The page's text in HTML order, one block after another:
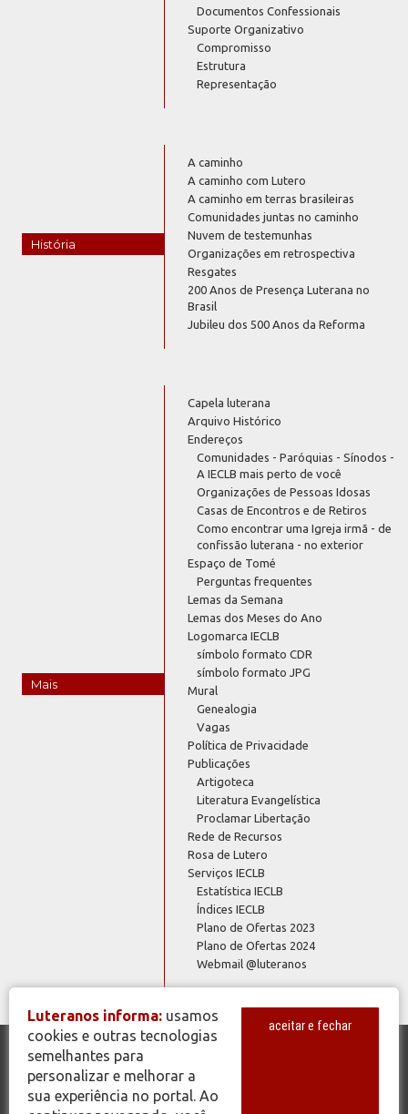
Documentos Confessionais
Suporte Organizativo
Compromisso
Estrutura
Representação
História
A caminho
A caminho com Lutero
A caminho em terras brasileiras
Comunidades juntas no caminho
Nuvem de testemunhas
Organizações em retrospectiva
Resgates
200 Anos de Presença Luterana no
Brasil
Jubileu dos 500 Anos da Reforma
Mais
Capela luterana
Arquivo Histórico
Endereços
Comunidades - Paróquias - Sínodos -
A IECLB mais perto de você
Organizações de Pessoas Idosas
Casas de Encontros e de Retiros
Como encontrar uma Igreja irmã - de
confissão luterana - no exterior
Espaço de Tomé
Perguntas frequentes
Lemas da Semana
Lemas dos Meses do Ano
Logomarca IECLB
símbolo formato CDR
símbolo formato JPG
Mural
Genealogia
Vagas
Política de Privacidade
Publicações
Artigoteca
Literatura Evangelística
Proclamar Libertação
Rede de Recursos
Rosa de Lutero
Serviços IECLB
Estatística IECLB
Índices IECLB
Plano de Ofertas 2023
Plano de Ofertas 2024
Webmail @luteranos
© Copyright 2026 - Todos os Direitos Reservados - IECLB - Igreja
Evangélica de Confissão Luterana no Brasil - Portal Luteranos -
www.luteranos.com.br
Luteranos informa: usamos
cookies e outras tecnologias
semelhantes para
personalizar e melhorar a
sua experiência no portal. Ao
aceitar e fechar